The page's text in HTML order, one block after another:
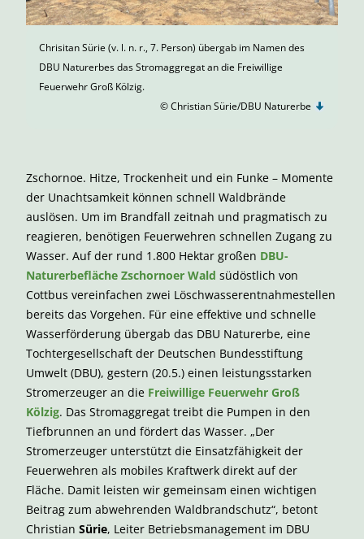
Chrisitan Sürie (v. l. n. r., 7. Person) übergab im Namen des
DBU Naturerbes das Stromaggregat an die Freiwillige
Feuerwehr Groß Kölzig.
© Christian Sürie/DBU Naturerbe
Zschornoe. Hitze, Trockenheit und ein Funke – Momente
der Unachtsamkeit können schnell Waldbrände
auslösen. Um im Brandfall zeitnah und pragmatisch zu
reagieren, benötigen Feuerwehren schnellen Zugang zu
Wasser. Auf der rund 1.800 Hektar großen DBU-
Naturerbefläche Zschornoer Wald südöstlich von
Cottbus vereinfachen zwei Löschwasserentnahmestellen
bereits das Vorgehen. Für eine effektive und schnelle
Wasserförderung übergab das DBU Naturerbe, eine
Tochtergesellschaft der Deutschen Bundesstiftung
Umwelt (DBU), gestern (20.5.) einen leistungsstarken
Stromerzeuger an die Freiwillige Feuerwehr Groß
Kölzig. Das Stromaggregat treibt die Pumpen in den
Tiefbrunnen an und fördert das Wasser. „Der
Stromerzeuger unterstützt die Einsatzfähigkeit der
Feuerwehren als mobiles Kraftwerk direkt auf der
Fläche. Damit leisten wir gemeinsam einen wichtigen
Beitrag zum abwehrenden Waldbrandschutz“, betont
Christian Sürie, Leiter Betriebsmanagement im DBU